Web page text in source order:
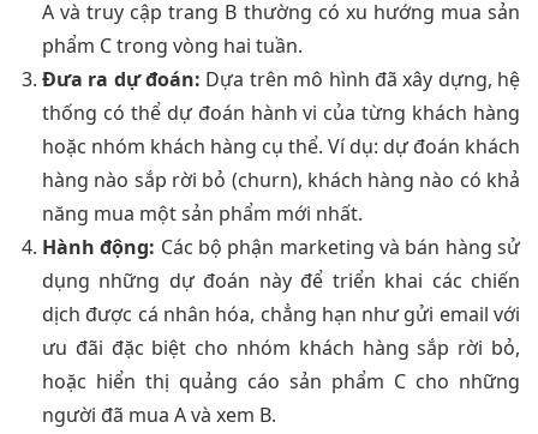
A và truy cập trang B thường có xu hướng mua sản
phẩm C trong vòng hai tuần.
Đưa ra dự đoán: Dựa trên mô hình đã xây dựng, hệ
thống có thể dự đoán hành vi của từng khách hàng
hoặc nhóm khách hàng cụ thể. Ví dụ: dự đoán khách
hàng nào sắp rời bỏ (churn), khách hàng nào có khả
năng mua một sản phẩm mới nhất.
Hành động: Các bộ phận marketing và bán hàng sử
dụng những dự đoán này để triển khai các chiến
dịch được cá nhân hóa, chẳng hạn như gửi email với
ưu đãi đặc biệt cho nhóm khách hàng sắp rời bỏ,
hoặc hiển thị quảng cáo sản phẩm C cho những
người đã mua A và xem B.